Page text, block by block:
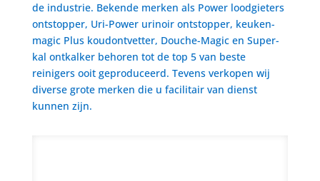
de industrie. Bekende merken als Power loodgieters
ontstopper, Uri-Power urinoir ontstopper, keuken-
magic Plus koudontvetter, Douche-Magic en Super-
kal ontkalker behoren tot de top 5 van beste
reinigers ooit geproduceerd. Tevens verkopen wij
diverse grote merken die u facilitair van dienst
kunnen zijn.